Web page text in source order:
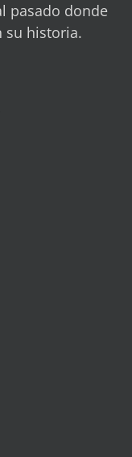
pasado donde
su historia.